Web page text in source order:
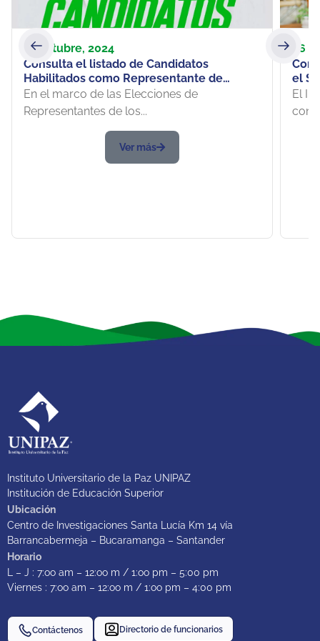
17 octubre, 2024
Consulta el listado de Candidatos
Habilitados como Representante de
Estudiantes, Docentes y Egresados ante el
Consejo Directivo
En el marco de las Elecciones de
Representantes de los...
Ver más
26
el
El
Instituto Universitario de la Paz UNIPAZ
Institución de Educación Superior
Ubicación
Centro de Investigaciones Santa Lucía Km 14 vía
Barrancabermeja – Bucaramanga – Santander
Horario
L – J : 7:oo am – 12:oo m / 1:oo pm – 5:00 pm
Viernes : 7:oo am – 12:oo m / 1:oo pm – 4:00 pm
Contáctenos Directorio de funcionarios